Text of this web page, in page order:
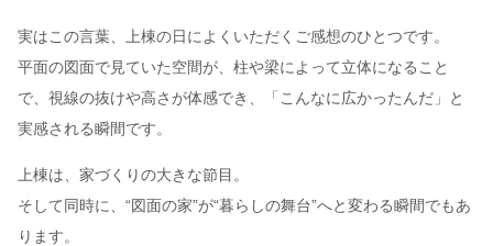
実はこの言葉、上棟の日によくいただくご感想のひとつです。
平面の図面で見ていた空間が、柱や梁によって立体になること
で、視線の抜けや高さが体感でき、「こんなに広かったんだ」と
実感される瞬間です。
上棟は、家づくりの大きな節目。
そして同時に、“図面の家”が“暮らしの舞台”へと変わる瞬間でもあ
ります。